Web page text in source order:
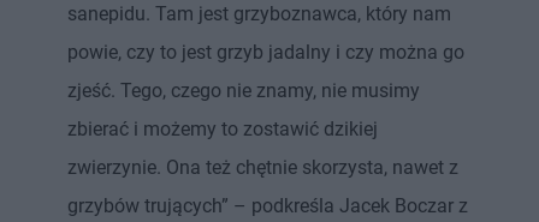
sanepidu. Tam jest grzyboznawca, który nam
powie, czy to jest grzyb jadalny i czy można go
zjeść. Tego, czego nie znamy, nie musimy
zbierać i możemy to zostawić dzikiej
zwierzynie. Ona też chętnie skorzysta, nawet z
grzybów trujących” – podkreśla Jacek Boczar z